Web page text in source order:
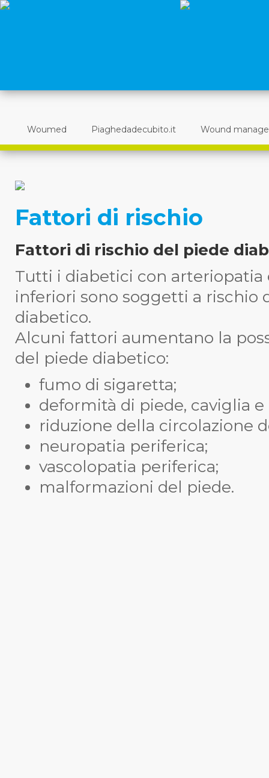
Woumed Piaghedadecubito.it Wound
Fattori di rischio
Fattori di rischio del piede
Tutti i diabetici con
inferiori sono soggetti a rischio
diabetico.
Alcuni fattori aumentano la
del piede diabetico:
fumo di sigaretta;
deformità di piede, caviglia e
riduzione della circolazione
neuropatia periferica;
vascolopatia periferica;
malformazioni del piede.